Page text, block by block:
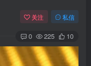
关注 私信
0 225 10